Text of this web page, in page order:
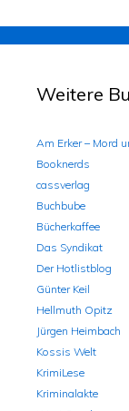
Weitere
Am Erker – Mord
Booknerds
cassverlag
Buchbube
Bücherkaffee
Das Syndikat
Der Hotlistblog
Günter Keil
Hellmuth Opitz
Jürgen Heimbach
Kossis Welt
KrimiLese
Kriminalakte